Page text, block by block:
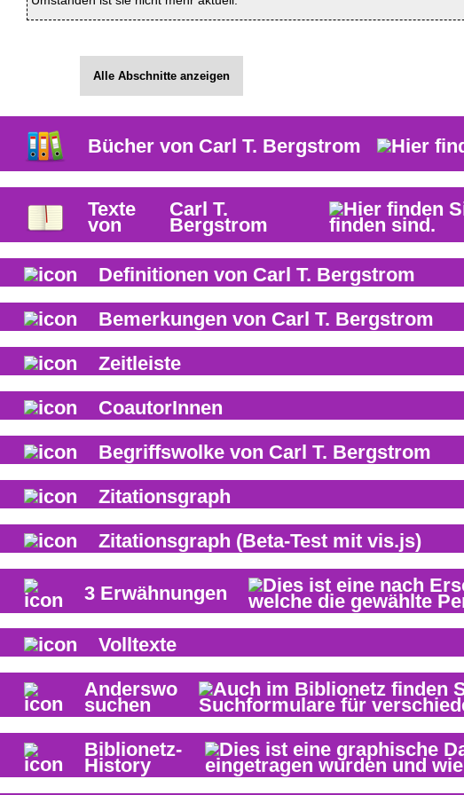
Alle Abschnitte anzeigen
Bücher von Carl T. Bergstrom
Texte
von
Carl T.
Bergstrom
Definitionen von Carl T. Bergstrom
Bemerkungen von Carl T. Bergstrom
Zeitleiste
CoautorInnen
Begriffswolke von Carl T. Bergstrom
Zitationsgraph
Zitationsgraph (Beta-Test mit vis.js)
3 Erwähnungen
Volltexte
Anderswo
suchen
Biblionetz-
History